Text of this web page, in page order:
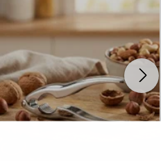
PRIHLÁSENIE